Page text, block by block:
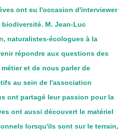
ont eu l'occasion d'interviewer
M. Jean-Luc
naturalistes-écologues à la
répondre aux questions des
et de nous parler de
au sein de l'association
ont partagé leur passion pour la
ont aussi découvert le matériel
lorsqu'ils sont sur le terrain,